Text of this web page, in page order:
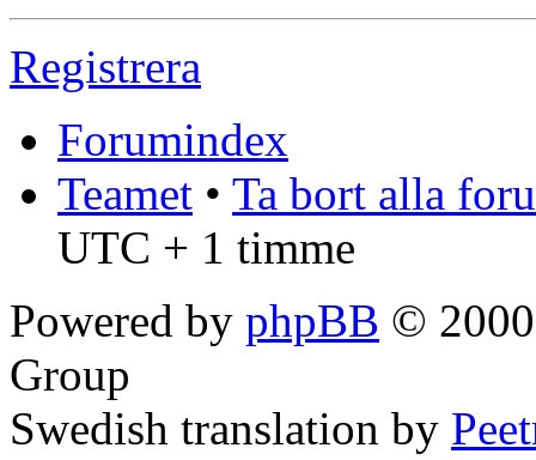
Registrera
Forumindex
Teamet • Ta bort alla
UTC + 1 timme
Powered by phpBB ©
Group
Swedish translation by